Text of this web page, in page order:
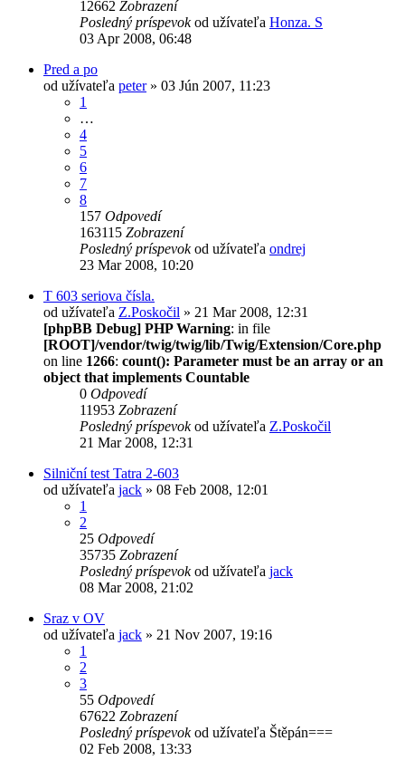
12662 Zobrazení
Posledný príspevokod užívateľa Honza. S
03 Apr 2008, 06:48
Pred a po
od užívateľa peter» 03 Jún 2007, 11:23
1
…
4
5
6
7
8
157 Odpovedí
163115 Zobrazení
Posledný príspevokod užívateľa ondrej
23 Mar 2008, 10:20
T 603 seriova čísla.
od užívateľa Z.Poskočil » 21 Mar 2008, 12:31
[phpBB Debug] PHP Warning: in file
[ROOT]/vendor/twig/twig/lib/Twig/Extension/Core.php
on line 1266: count(): Parameter must be an array or an
object that implements Countable
0 Odpovedí
11953 Zobrazení
Posledný príspevokod užívateľa Z.Poskočil
21 Mar 2008, 12:31
Silniční test Tatra 2-603
od užívateľa jack » 08 Feb 2008, 12:01
1
2
25 Odpovedí
35735 Zobrazení
Posledný príspevokod užívateľa jack
08 Mar 2008, 21:02
Sraz v OV
od užívateľa jack » 21 Nov 2007, 19:16
1
2
3
55 Odpovedí
67622 Zobrazení
Posledný príspevokod užívateľa Štěpán===
02 Feb 2008, 13:33